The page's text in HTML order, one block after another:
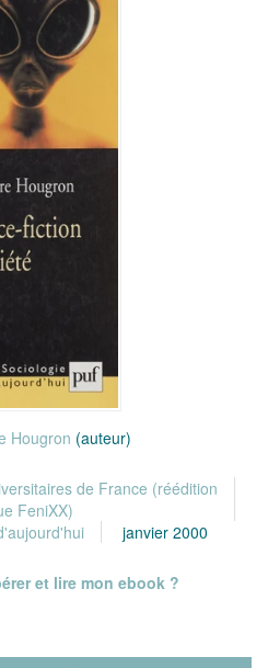
Hougron (auteur)
de France (réédition
FeniXX)
janvier 2000
et lire mon ebook ?